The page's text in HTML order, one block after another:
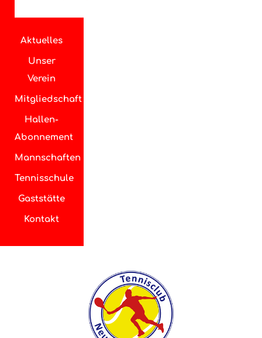
Aktuelles
Unser
Verein
Mitgliedschaft
Hallen-
Abonnement
Mannschaften
Tennisschule
Gaststätte
Kontakt